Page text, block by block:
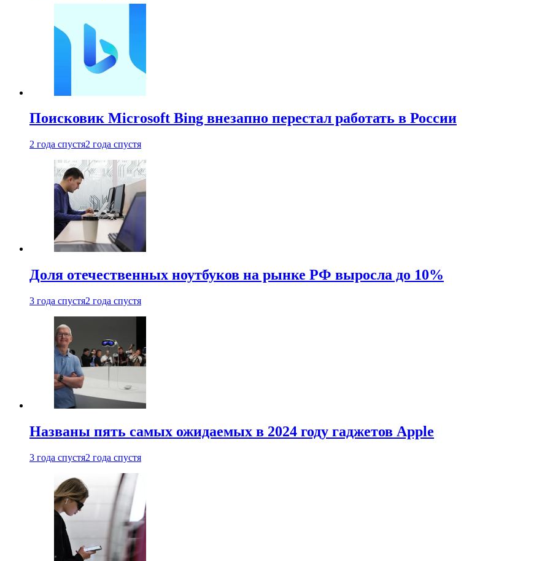
Поисковик Microsoft Bing внезапно перестал работать в России
2 года спустя2 года спустя
Доля отечественных ноутбуков на рынке РФ выросла до 10%
3 года спустя2 года спустя
Названы пять самых ожидаемых в 2024 году гаджетов Apple
3 года спустя2 года спустя